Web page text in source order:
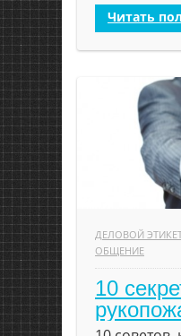
Читать
ДЕЛОВОЙ
ОБЩЕНИЕ
10